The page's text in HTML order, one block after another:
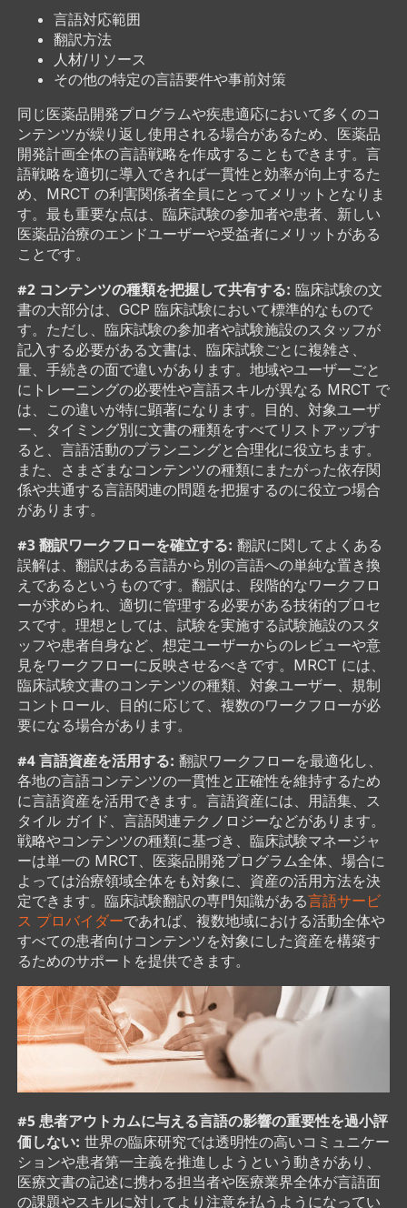
言語対応範囲
翻訳方法
人材/リソース
その他の特定の言語要件や事前対策
同じ医薬品開発プログラムや疾患適応において多くのコ
ンテンツが繰り返し使用される場合があるため、医薬品
開発計画全体の言語戦略を作成することもできます。言
語戦略を適切に導入できれば一貫性と効率が向上するた
め、MRCT の利害関係者全員にとってメリットとなりま
す。最も重要な点は、臨床試験の参加者や患者、新しい
医薬品治療のエンドユーザーや受益者にメリットがある
ことです。
#2 コンテンツの種類を把握して共有する: 臨床試験の文
書の大部分は、GCP 臨床試験において標準的なもので
す。ただし、臨床試験の参加者や試験施設のスタッフが
記入する必要がある文書は、臨床試験ごとに複雑さ、
量、手続きの面で違いがあります。地域やユーザーごと
にトレーニングの必要性や言語スキルが異なる MRCT で
は、この違いが特に顕著になります。目的、対象ユーザ
ー、タイミング別に文書の種類をすべてリストアップす
ると、言語活動のプランニングと合理化に役立ちます。
また、さまざまなコンテンツの種類にまたがった依存関
係や共通する言語関連の問題を把握するのに役立つ場合
があります。
#3 翻訳ワークフローを確立する: 翻訳に関してよくある
誤解は、翻訳はある言語から別の言語への単純な置き換
えであるというものです。翻訳は、段階的なワークフロ
ーが求められ、適切に管理する必要がある技術的プロセ
スです。理想としては、試験を実施する試験施設のスタ
ッフや患者自身など、想定ユーザーからのレビューや意
見をワークフローに反映させるべきです。MRCT には、
臨床試験文書のコンテンツの種類、対象ユーザー、規制
コントロール、目的に応じて、複数のワークフローが必
要になる場合があります。
#4 言語資産を活用する: 翻訳ワークフローを最適化し、
各地の言語コンテンツの一貫性と正確性を維持するため
に言語資産を活用できます。言語資産には、用語集、ス
タイル ガイド、言語関連テクノロジーなどがあります。
戦略やコンテンツの種類に基づき、臨床試験マネージャ
ーは単一の MRCT、医薬品開発プログラム全体、場合に
よっては治療領域全体をも対象に、資産の活用方法を決
定できます。臨床試験翻訳の専門知識がある言語サービ
ス プロバイダーであれば、複数地域における活動全体や
すべての患者向けコンテンツを対象にした資産を構築す
るためのサポートを提供できます。
#5 患者アウトカムに与える言語の影響の重要性を過小評
価しない: 世界の臨床研究では透明性の高いコミュニケー
ションや患者第一主義を推進しようという動きがあり、
医療文書の記述に携わる担当者や医療業界全体が言語面
の課題やスキルに対してより注意を払うようになってい